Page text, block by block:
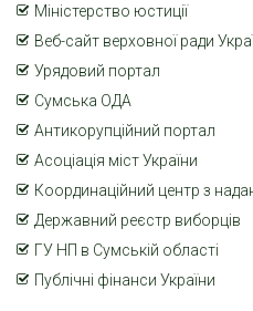
Міністерство юстиції
Веб-сайт верховної ради
Урядовий портал
Сумська ОДА
Антикорупційний портал
Асоціація міст України
Координаційний центр з
Державний реєстр виборців
ГУ НП в Сумській області
Публічні фінанси України